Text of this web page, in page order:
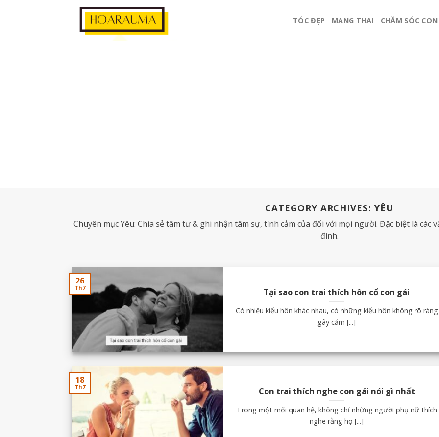
TÓC ĐẸP MANG THAI CHĂM SÓC CON
CATEGORY ARCHIVES: YÊU
Chuyên mục Yêu: Chia sẻ tâm tư & ghi nhận tâm sự, tình cảm của đối với mọi người. Đặc biệt là các
đình.
Tại sao con trai thích hôn cổ con gái
Có nhiều kiểu hôn khác nhau, có những kiểu hôn không rõ ràng
gây cảm [...]
26
Th7
Con trai thích nghe con gái nói gì nhất
Trong một mối quan hệ, không chỉ những người phụ nữ thích
nghe rằng họ [...]
18
Th7